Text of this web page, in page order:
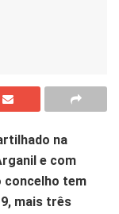
na
e com
concelho tem
mais três